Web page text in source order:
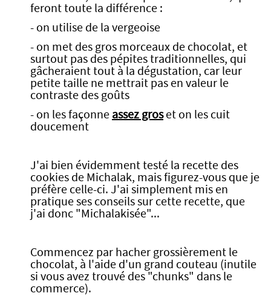
feront toute la différence :
- on utilise de la vergeoise
- on met des gros morceaux de chocolat, et
surtout pas des pépites traditionnelles, qui
gâcheraient tout à la dégustation, car leur
petite taille ne mettrait pas en valeur le
contraste des goûts
- on les façonne assez groset on les cuit
doucement
J'ai bien évidemment testé la recette des
cookies de Michalak, mais figurez-vous que je
préfère celle-ci. J'ai simplement mis en
pratique ses conseils sur cette recette, que
j'ai donc "Michalakisée"...
Commencez par hacher grossièrement le
chocolat, à l'aide d'un grand couteau (inutile
si vous avez trouvé des "chunks" dans le
commerce).